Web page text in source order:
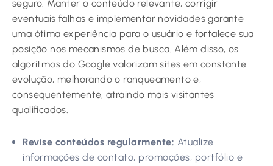
seguro. Manter o conteúdo relevante, corrigir
eventuais falhas e implementar novidades garante
uma ótima experiência para o usuário e fortalece sua
posição nos mecanismos de busca. Além disso, os
algoritmos do Google valorizam sites em constante
evolução, melhorando o ranqueamento e,
consequentemente, atraindo mais visitantes
qualificados.
Revise conteúdos regularmente: Atualize
informações de contato, promoções, portfólio e